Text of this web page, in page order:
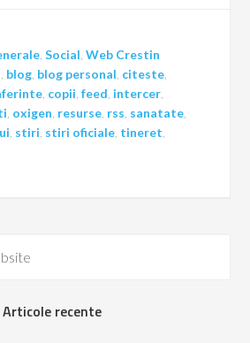
,Social ,Web Crestin
blog blog personal citeste
copii ,feed intercer
oxigen resurse rss sanatate
stiri stiri oficiale tineret
Articole recente